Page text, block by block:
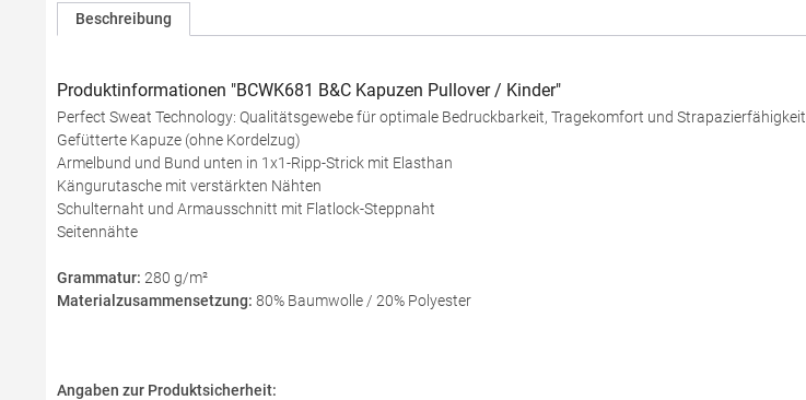
Beschreibung
Produktinformationen "BCWK681 B&C Kapuzen Pullover / Kinder"
Perfect Sweat Technology: Qualitätsgewebe für optimale Bedruckbarkeit, Tragekomfort und Strapazierfähigkeit
Gefütterte Kapuze (ohne Kordelzug)
Armelbund und Bund unten in 1x1-Ripp-Strick mit Elasthan
Kängurutasche mit verstärkten Nähten
Schulternaht und Armausschnitt mit Flatlock-Steppnaht
Seitennähte
Grammatur: 280 g/m²
Materialzusammensetzung: 80% Baumwolle / 20% Polyester
Angaben zur Produktsicherheit: